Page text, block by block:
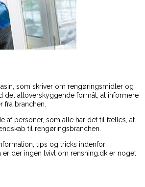
som skriver om rengøringsmidler og
det altoverskyggende formål, at informere
fra branchen.
af personer, som alle har det til fælles, at
til rengøringsbranchen.
tips og tricks indenfor
er der ingen tvivl om rensning.dk er noget